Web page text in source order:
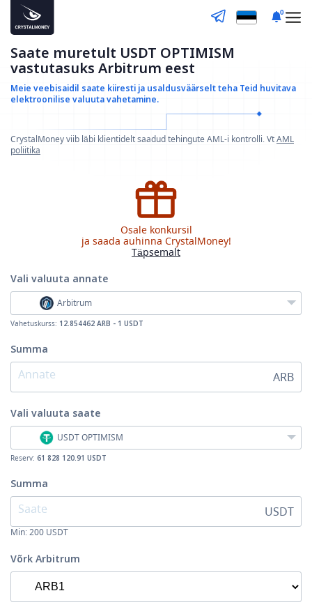
0
Saate muretult USDT OPTIMISM
vastutasuks Arbitrum eest
Meie veebisaidil saate kiiresti ja usaldusväärselt teha Teid huvitava
elektroonilise valuuta vahetamine.
CrystalMoney viib läbi klientidelt saadud tehingute AML-i kontrolli. VtAML
poliitika
Osale konkursil
ja saada auhinna CrystalMoney!
Täpsemalt
Vali valuuta annate
Arbitrum
Vahetuskurss: 12.854462 ARB - 1 USDT
Summa
ARB
Vali valuuta saate
USDT OPTIMISM
Reserv: 61 828 120.91 USDT
Summa
USDT
Min:200 USDT
Võrk Arbitrum